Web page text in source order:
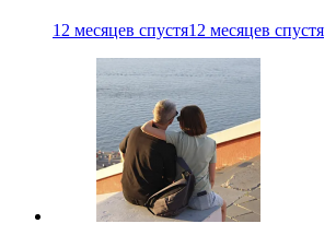
12 месяцев спустя12 месяцев спустя